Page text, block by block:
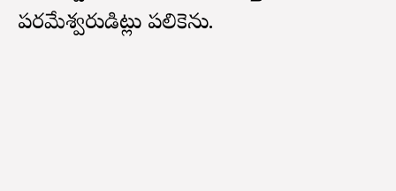
పరమేశ్వరుడిట్లు పలికెను.